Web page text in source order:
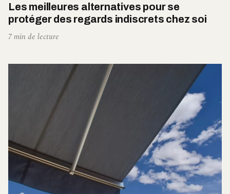
Les meilleures alternatives pour se
protéger des regards indiscrets chez soi
7 min de lecture